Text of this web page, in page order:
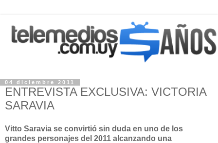
04 diciembre 2011
ENTREVISTA EXCLUSIVA: VICTORIA
SARAVIA
Vitto Saravia se convirtió sin duda en uno de los
grandes personajes del 2011 alcanzando una